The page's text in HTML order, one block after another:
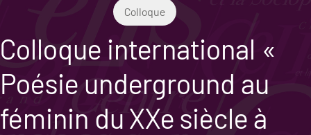
Colloque
Colloque international «
Poésie underground au
féminin du XXe siècle à